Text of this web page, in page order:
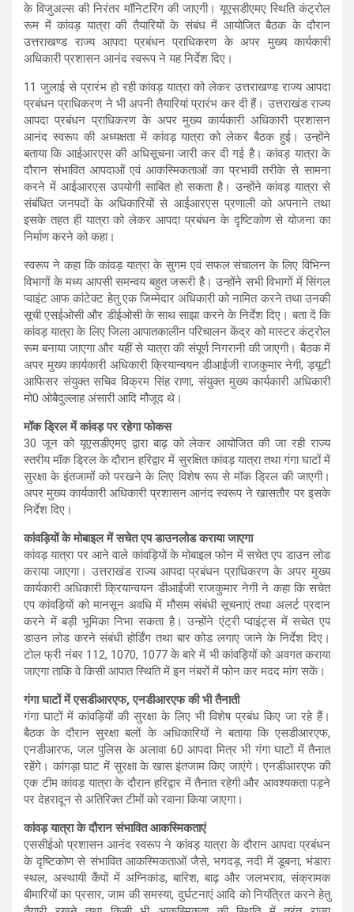
के विजुअल्स की निरंतर मॉनिटरिंग की जाएगी। यूएसडीएमए स्थिति कंट्रोल
रूम में कांवड़ यात्रा की तैयारियों के संबंध में आयोजित बैठक के दौरान
उत्तराखण्ड राज्य आपदा प्रबंधन प्राधिकरण के अपर मुख्य कार्यकारी
अधिकारी प्रशासन आनंद स्वरूप ने यह निर्देश दिए।
11 जुलाई से प्रारंभ हो रही कांवड़ यात्रा को लेकर उत्तराखण्ड राज्य आपदा
प्रबंधन प्राधिकरण ने भी अपनी तैयारियां प्रारंभ कर दी हैं। उत्तराखंड राज्य
आपदा प्रबंधन प्राधिकरण के अपर मुख्य कार्यकारी अधिकारी प्रशासन
आनंद स्वरूप की अध्यक्षता में कांवड़ यात्रा को लेकर बैठक हुई। उन्होंने
बताया कि आईआरएस की अधिसूचना जारी कर दी गई है। कांवड़ यात्रा के
दौरान संभावित आपदाओं एवं आकस्मिकताओं का प्रभावी तरीके से सामना
करने में आईआरएस उपयोगी साबित हो सकता है। उन्होंने कांवड़ यात्रा से
संबंधित जनपदों के अधिकारियों से आईआरएस प्रणाली को अपनाने तथा
इसके तहत ही यात्रा को लेकर आपदा प्रबंधन के दृष्टिकोण से योजना का
निर्माण करने को कहा।
स्वरूप ने कहा कि कांवड़ यात्रा के सुगम एवं सफल संचालन के लिए विभिन्न
विभागों के मध्य आपसी समन्वय बहुत जरूरी है। उन्होंने सभी विभागों में सिंगल
प्वाइंट आफ कांटेक्ट हेतु एक जिम्मेदार अधिकारी को नामित करने तथा उनकी
सूची एसईओसी और डीईओसी के साथ साझा करने के निर्देश दिए। बता दें कि
कांवड़ यात्रा के लिए जिला आपातकालीन परिचालन केंद्र को मास्टर कंट्रोल
रूम बनाया जाएगा और यहीं से यात्रा की संपूर्ण निगरानी की जाएगी। बैठक में
अपर मुख्य कार्यकारी अधिकारी क्रियान्वयन डीआईजी राजकुमार नेगी, ड्यूटी
आफिसर संयुक्त सचिव विक्रम सिंह राणा, संयुक्त मुख्य कार्यकारी अधिकारी
मो0 ओबैदुल्लाह अंसारी आदि मौजूद थे।
मॉक ड्रिल में कांवड़ पर रहेगा फोकस
30 जून को यूएसडीएमए द्वारा बाढ़ को लेकर आयोजित की जा रही राज्य
स्तरीय मॉक ड्रिल के दौरान हरिद्वार में सुरक्षित कांवड़ यात्रा तथा गंगा घाटों में
सुरक्षा के इंतजामों को परखने के लिए विशेष रूप से मॉक ड्रिल की जाएगी।
अपर मुख्य कार्यकारी अधिकारी प्रशासन आनंद स्वरूप ने खासतौर पर इसके
निर्देश दिए।
कांवड़ियों के मोबाइल में सचेत एप डाउनलोड कराया जाएगा
कांवड़ यात्रा पर आने वाले कांवड़ियों के मोबाइल फोन में सचेत एप डाउन लोड
कराया जाएगा। उत्तराखंड राज्य आपदा प्रबंधन प्राधिकरण के अपर मुख्य
कार्यकारी अधिकारी क्रियान्वयन डीआईजी राजकुमार नेगी ने कहा कि सचेत
एप कांवड़ियों को मानसून अवधि में मौसम संबंधी सूचनाएं तथा अलर्ट प्रदान
करने में बड़ी भूमिका निभा सकता है। उन्होंने एंट्री प्वाइंट्स में सचेत एप
डाउन लोड करने संबंधी होर्डिंग तथा बार कोड लगाए जाने के निर्देश दिए।
टोल फ्री नंबर 112, 1070, 1077 के बारे में भी कांवड़ियों को अवगत कराया
जाएगा ताकि वे किसी आपात स्थिति में इन नंबरों में फोन कर मदद मांग सकें।
गंगा घाटों में एसडीआरएफ, एनडीआरएफ की भी तैनाती
गंगा घाटों में कांवड़ियों की सुरक्षा के लिए भी विशेष प्रबंध किए जा रहे हैं।
बैठक के दौरान सुरक्षा बलों के अधिकारियों ने बताया कि एसडीआरएफ,
एनडीआरफ, जल पुलिस के अलावा 60 आपदा मित्र भी गंगा घाटों में तैनात
रहेंगे। कांगड़ा घाट में सुरक्षा के खास इंतजाम किए जाएंगे। एनडीआरएफ की
एक टीम कांवड़ यात्रा के दौरान हरिद्वार में तैनात रहेगी और आवश्यकता पड़ने
पर देहरादून से अतिरिक्त टीमों को रवाना किया जाएगा।
कांवड़ यात्रा के दौरान संभावित आकस्मिकताएं
एससीईओ प्रशासन आनंद स्वरूप ने कांवड़ यात्रा के दौरान आपदा प्रबंधन
के दृष्टिकोण से संभावित आकस्मिकताओं जैसे, भगदड़, नदी में डूबना, भंडारा
स्थल, अस्थायी कैंपों में अग्निकांड, बारिश, बाढ़ और जलभराव, संक्रामक
बीमारियों का प्रसार, जाम की समस्या, दुर्घटनाएं आदि को नियंत्रित करने हेतु